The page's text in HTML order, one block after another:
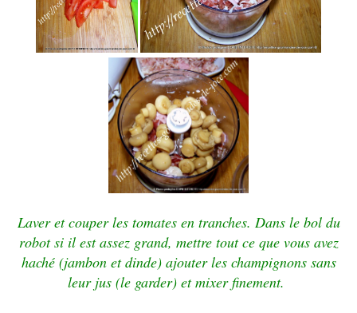
Laver et couper les tomates en tranches. Dans le bol du
robot si il est assez grand, mettre tout ce que vous avez
haché (jambon et dinde) ajouter les champignons sans
leur jus (le garder) et mixer finement.